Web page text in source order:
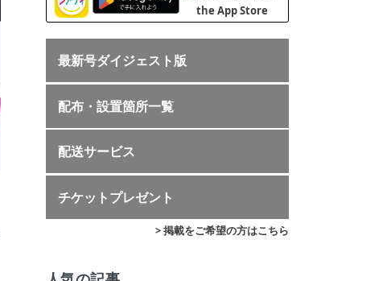
最新号ダイジェスト版
配布・設置箇所一覧
配送サービス
チケットプレゼント
> 掲載をご希望の方はこちら